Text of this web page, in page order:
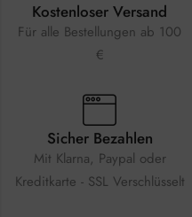
Kostenloser Versand
Für alle Bestellungen ab 100
€
Sicher Bezahlen
Mit Klarna, Paypal oder
Kreditkarte - SSL Verschlüsselt